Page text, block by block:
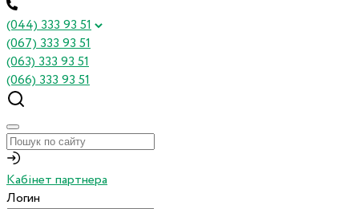
(044) 333 93 51
(067) 333 93 51
(063) 333 93 51
(066) 333 93 51
Кабінет партнера
Логин